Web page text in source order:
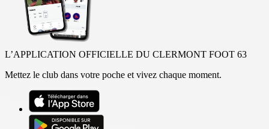
L’APPLICATION OFFICIELLE DU CLERMONT FOOT 63
Mettez le club dans votre poche et vivez chaque moment.